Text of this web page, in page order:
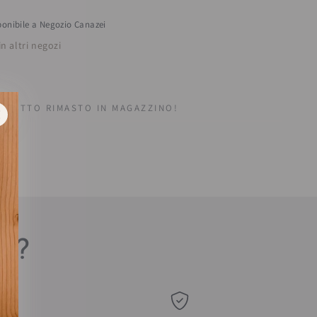
a Negozio Canazei
altri negozi
RIMASTO IN MAGAZZINO!